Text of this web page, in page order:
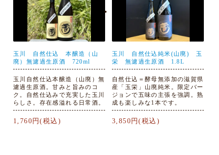
玉川 自然仕込 本醸造（山
廃）無濾過生原酒 720ml
玉川自然仕込本醸造（山廃）無
濾過生原酒。甘みと旨みのコ
ク。自然仕込みで充実した玉川
らしさ。存在感溢れる日常酒。
1,760円(税込)
玉川 自然仕込純米(山廃) 玉
栄 無濾過生原酒 1.8L
自然仕込＝酵母無添加の滋賀県
産「玉栄」山廃純米。限定バー
ジョンで五味の主張を強調。熟
成も楽しみな1本です。
3,850円(税込)